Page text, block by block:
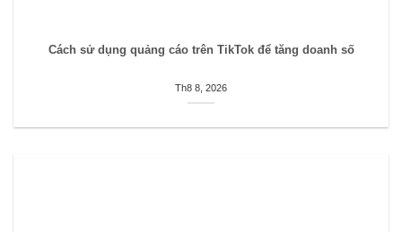
Cách sử dụng quảng cáo trên TikTok để tăng doanh số
Th8 8, 2026